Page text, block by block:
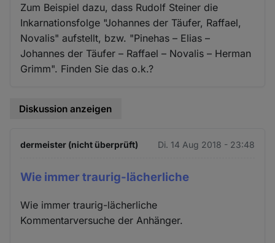
Zum Beispiel dazu, dass Rudolf Steiner die
Inkarnationsfolge "Johannes der Täufer, Raffael,
Novalis" aufstellt, bzw. "Pinehas – Elias –
Johannes der Täufer – Raffael – Novalis – Herman
Grimm". Finden Sie das o.k.?
Diskussion anzeigen
dermeister (nicht überprüft) Di. 14 Aug 2018 - 23:48
Wie immer traurig-lächerliche
Wie immer traurig-lächerliche
Kommentarversuche der Anhänger.